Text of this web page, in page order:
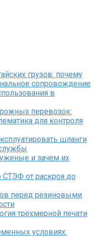
грузов: почему
сопровождение
в
перевозок:
для контроля
шланги
и зачем их
СТЭФ от раскроя до
перед резиновыми
трёхмерной печати
условиях: